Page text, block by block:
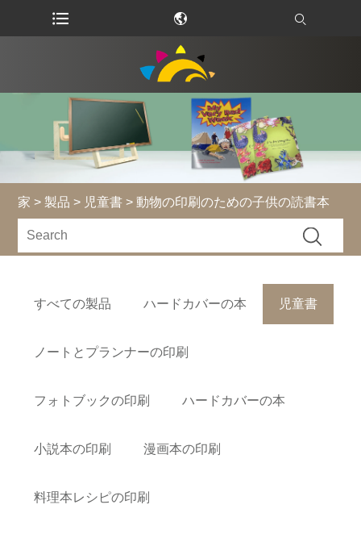
家 > 製品 > 児童書 > 動物の印刷のための子供の読書本
すべての製品 ハードカバーの本 児童書
ノートとプランナーの印刷
フォトブックの印刷 ハードカバーの本
小説本の印刷 漫画本の印刷
料理本レシピの印刷